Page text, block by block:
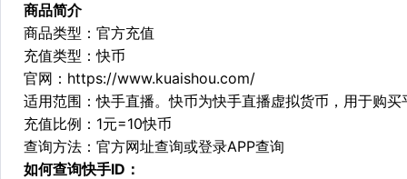
商品简介
商品类型：官方充值
充值类型：快币
官网： https://www.kuaishou.com/
适用范围：快手直播。快币为快手直播虚拟货币，用于购买
充值比例：1元=10快币
查询方法：官方网址查询或登录APP查询
如何查询快手ID：